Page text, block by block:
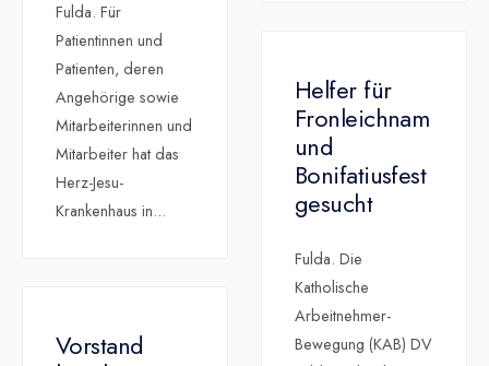
Fulda. Für
Patientinnen und
Patienten, deren
Angehörige sowie
Mitarbeiterinnen und
Mitarbeiter hat das
Herz-Jesu-
Krankenhaus in...
Helfer für
Fronleichnam
und
Bonifatiusfest
gesucht
Fulda. Die
Katholische
Arbeitnehmer-
Bewegung (KAB) DV
Vorstand